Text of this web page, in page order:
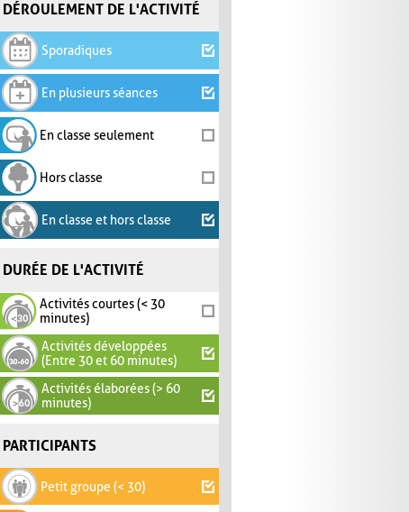
DÉROULEMENT DE L'ACTIVITÉ
Sporadiques
En plusieurs séances
En classe seulement
Hors classe
En classe et hors classe
DURÉE DE L'ACTIVITÉ
Activités courtes (< 30
minutes)
Activités développées
(Entre 30 et 60 minutes)
Activités élaborées (> 60
minutes)
PARTICIPANTS
Petit groupe (< 30)